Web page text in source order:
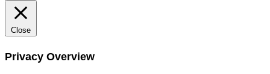
Close
Privacy Overview